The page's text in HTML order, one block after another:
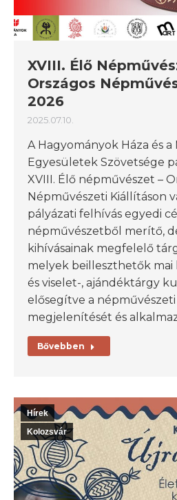
XVIII. Élő
Országos
2026
2025.07.10.
A Hagyományok Háza és
Egyesületek Szövetsége
XVIII. Élő népművészet –
Népművészeti Kiállításon
pályázati felhívás egyedi
népművészetből merítő, de
kihívásainak megfelelő
melyek beilleszthetők mai
és viselet-, ajándéktárgy
elősegítve a
megjelenítését és
Bővebben
Hírek
Kolozsvár